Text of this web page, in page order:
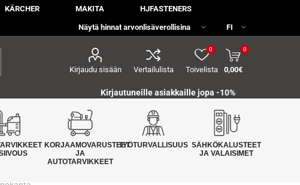
KÄRCHER MAKITA HJFASTENERS
Kirjaudu sisään Vertailulista Toivelista
0 0
0,00€
Kirjautuneille asiakkaille jopa -10%
KORJAAMOVARUSTEET
JA
AUTOTARVIKKEET
TYÖTURVALLISUUS SÄHKÖKALUSTEET
JA VALAISIMET